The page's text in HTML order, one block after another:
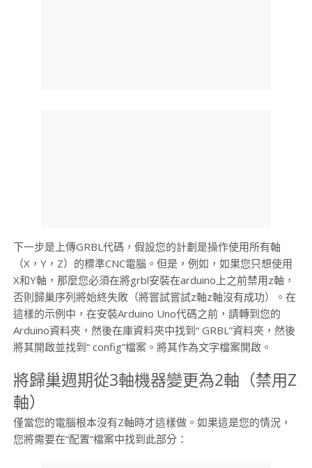
下一步是上傳GRBL代碼，假設您的計劃是操作使用所有軸
（X，Y，Z）的標準CNC電腦。但是，例如，如果您只想使用
X和Y軸，那麼您必須在將grbl安裝在arduino上之前禁用z軸，
否則歸巢序列將始終失敗（將嘗試嘗試z軸z軸沒有成功）。在
這樣的示例中，在安裝Arduino Uno代碼之前，請轉到您的
Arduino資料夾，然後在庫資料夾中找到“ GRBL”資料夾，然後
將其開啟並找到“ config”檔案。將其作為文字檔案開啟。
將歸巢週期從3軸機器變更為2軸（禁用Z
軸）
僅當您的電腦根本沒有Z軸時才這樣做。如果這是您的情況，
您將需要在“配置”檔案中找到此部分：